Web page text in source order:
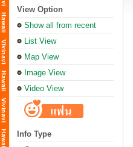
View Option
Show all from recent
List View
Map View
Image View
Video View
Info Type